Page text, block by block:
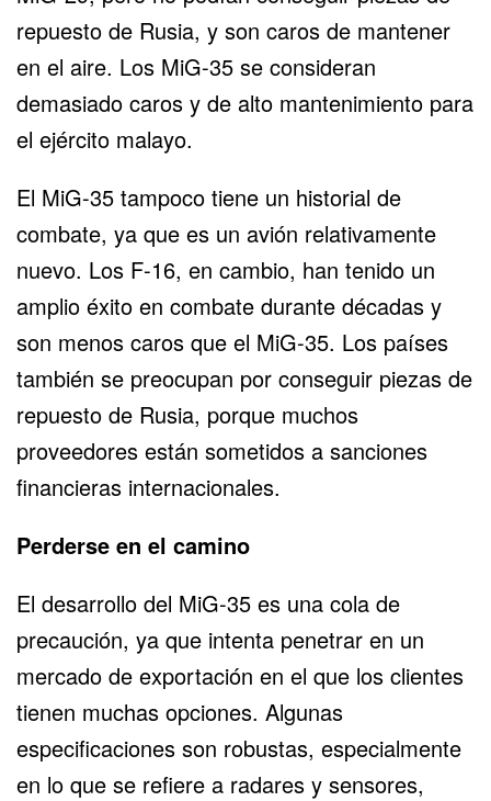
repuesto de Rusia, y son caros de mantener
en el aire. Los MiG-35 se consideran
demasiado caros y de alto mantenimiento para
el ejército malayo.
El MiG-35 tampoco tiene un historial de
combate, ya que es un avión relativamente
nuevo. Los F-16, en cambio, han tenido un
amplio éxito en combate durante décadas y
son menos caros que el MiG-35. Los países
también se preocupan por conseguir piezas de
repuesto de Rusia, porque muchos
proveedores están sometidos a sanciones
financieras internacionales.
Perderse en el camino
El desarrollo del MiG-35 es una cola de
precaución, ya que intenta penetrar en un
mercado de exportación en el que los clientes
tienen muchas opciones. Algunas
especificaciones son robustas, especialmente
en lo que se refiere a radares y sensores,